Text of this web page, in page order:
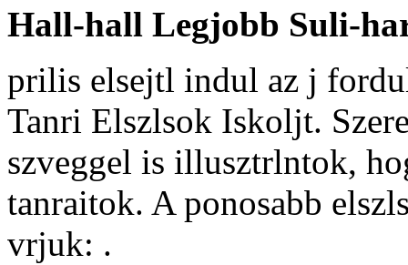
Hall-hall Legjobb Suli-
prilis elsejtl indul az j
Tanri Elszlsok Iskoljt.
szveggel is illusztrlntok,
tanraitok. A ponosabb
vrjuk: .